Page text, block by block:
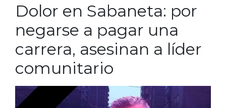
Dolor en Sabaneta: por
negarse a pagar una
carrera, asesinan a líder
comunitario